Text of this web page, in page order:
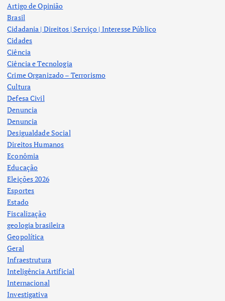
Artigo de Opinião
Brasil
Cidadania | Direitos | Serviço | Interesse Público
Cidades
Ciência
Ciência e Tecnologia
Crime Organizado – Terrorismo
Cultura
Defesa Civil
Denuncia
Denuncia
Desigualdade Social
Direitos Humanos
Econômia
Educação
Eleições 2026
Esportes
Estado
Fiscalização
geologia brasileira
Geopolítica
Geral
Infraestrutura
Inteligência Artificial
Internacional
Investigativa